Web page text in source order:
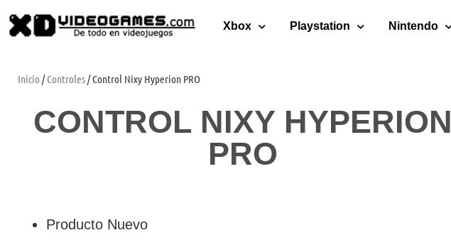
Xbox Playstation Nintendo
Inicio /Controles/ Control Nixy Hyperion PRO
CONTROL NIXY HYPERION
PRO
Producto Nuevo